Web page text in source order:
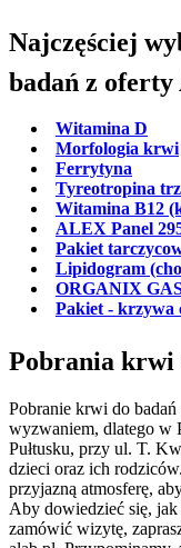
Najczęściej
badań z
Witamina D
Morfologia krwi
Ferrytyna
Tyreotropina
Witamina B12
ALEX Panel
Pakiet
Lipidogram
ORGANIX
Pakiet - krzywa
Pobrania krwi
Pobranie krwi do
wyzwaniem, dlatego w
Pułtusku, przy ul. T.
dzieci oraz ich
przyjazną atmosferę,
Aby dowiedzieć się,
zamówić wizytę,